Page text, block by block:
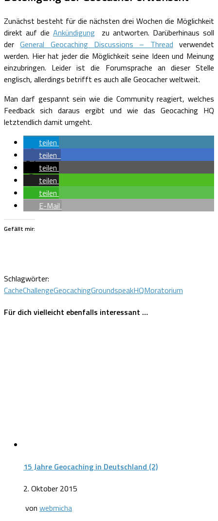
Zunächst besteht für die nächsten drei Wochen die Möglichkeit
direkt auf die Ankündigung zu antworten. Darüberhinaus soll
derGeneral Geocaching Discussions – Thread verwendet
werden. Hier hat jeder die Möglichkeit seine Ideen und Meinung
einzubringen. Leider ist die Forumsprache an dieser Stelle
englisch, allerdings betrifft es auch alle Geocacher weltweit.
Man darf gespannt sein wie die Community reagiert, welches
Feedback sich daraus ergibt und wie das Geocaching HQ
letztendlich damit umgeht.
teilen
teilen
teilen
teilen
teilen
E-Mail
Gefällt mir:
Schlagwörter:
CacheChallengeGeocachingGroundspeakHQMoratorium
Für dich vielleicht ebenfalls interessant …
15 Jahre Geocaching in Deutschland (2)
2. Oktober 2015
von webmicha